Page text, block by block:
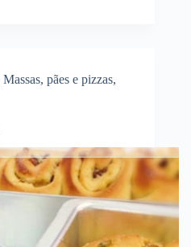
Massas, pães e pizzas,